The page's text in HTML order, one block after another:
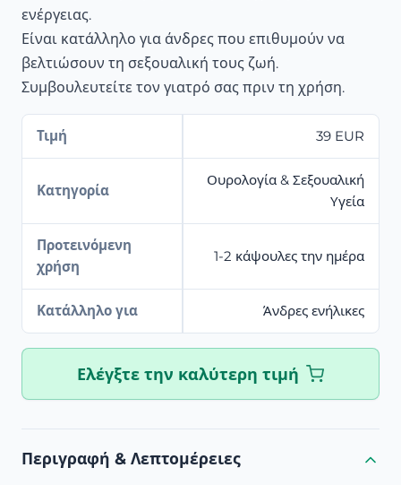
ενέργειας.
Είναι κατάλληλο για άνδρες που επιθυμούν να
βελτιώσουν τη σεξουαλική τους ζωή.
Συμβουλευτείτε τον γιατρό σας πριν τη χρήση.
Τιμή 39 EUR
Κατηγορία
Ουρολογία & Σεξουαλική
Υγεία
Προτεινόμενη
χρήση
1-2 κάψουλες την ημέρα
Κατάλληλο για Άνδρες ενήλικες
Ελέγξτε την καλύτερη τιμή
Περιγραφή & Λεπτομέρειες